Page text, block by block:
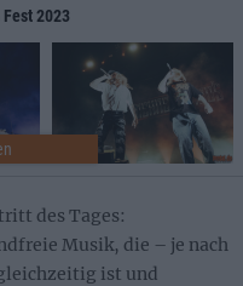
2023
des Tages:
Musik, die – je nach
ist und